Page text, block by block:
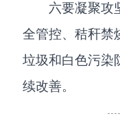
六要凝聚攻
全管控、秸秆禁
垃圾和白色污染
续改善。